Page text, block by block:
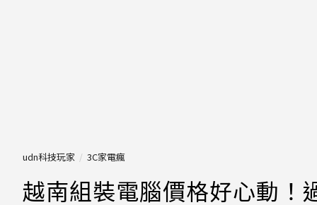
udn科技玩家 3C家電瘋
越南組裝電腦價格好心動！